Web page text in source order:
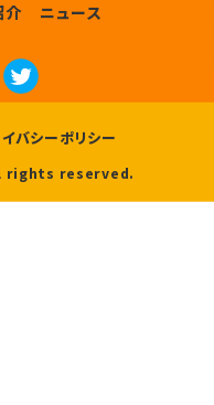
介 ニュース
バシーポリシー
rights reserved.